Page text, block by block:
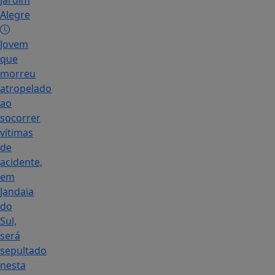
Alegre
Jovem
que
morreu
atropelado
ao
socorrer
vítimas
de
acidente,
em
Jandaia
do
Sul,
será
sepultado
nesta